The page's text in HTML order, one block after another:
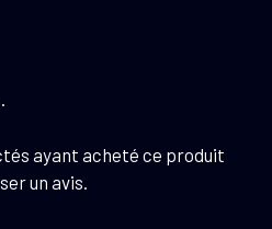
ayant acheté ce produit
un avis.